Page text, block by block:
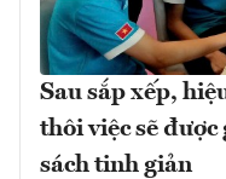
Sau sắp xếp,
thôi việc sẽ
sách tinh giản